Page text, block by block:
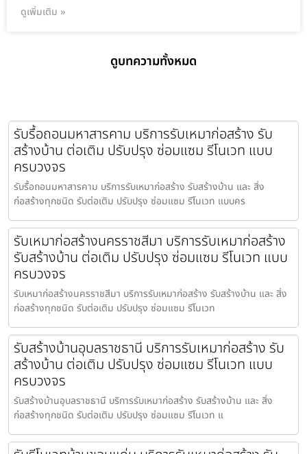
ดูเพิ่มเติม »
ดูบทความทั้งหมด
รับรื้อถอนมหาสารคาม บริการรับเหมาก่อสร้าง รับ
สร้างบ้าน ต่อเติม ปรับปรุง ซ่อมแซม รีโนเวท แบบ
ครบวงจร
รับรื้อถอนมหาสารคาม บริการรับเหมาก่อสร้าง รับสร้างบ้าน และ สิ่ง
ก่อสร้างทุกชนิด รับต่อเติม ปรับปรุง ซ่อมแซม รีโนเวท แบบคร
รับเหมาก่อสร้างนครราชสีมา บริการรับเหมาก่อสร้าง
รับสร้างบ้าน ต่อเติม ปรับปรุง ซ่อมแซม รีโนเวท แบบ
ครบวงจร
รับเหมาก่อสร้างนครราชสีมา บริการรับเหมาก่อสร้าง รับสร้างบ้าน และ สิ่ง
ก่อสร้างทุกชนิด รับต่อเติม ปรับปรุง ซ่อมแซม รีโนเวท
รับสร้างบ้านอุบลราชธานี บริการรับเหมาก่อสร้าง รับ
สร้างบ้าน ต่อเติม ปรับปรุง ซ่อมแซม รีโนเวท แบบ
ครบวงจร
รับสร้างบ้านอุบลราชธานี บริการรับเหมาก่อสร้าง รับสร้างบ้าน และ สิ่ง
ก่อสร้างทุกชนิด รับต่อเติม ปรับปรุง ซ่อมแซม รีโนเวท แ